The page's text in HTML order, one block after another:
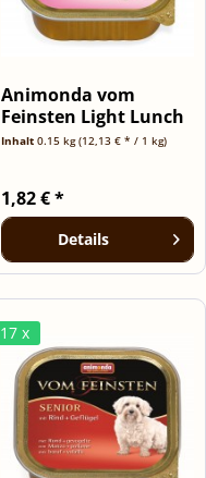
Animonda vom
Feinsten Light Lunch
Pute &...
Inhalt 0.15 kg(12,13 € * / 1 kg)
1,82 € *
Details
17 x